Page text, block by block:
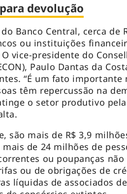
devolução
Banco Central, cerca de
ou instituições
vice-presidente do
Paulo Dantas da
“É um fato importante
têm repercussão na
o setor produtivo
são mais de R$ 3,9
de 24 milhões de
ou poupanças não
ou de obrigações de
líquidas de associados